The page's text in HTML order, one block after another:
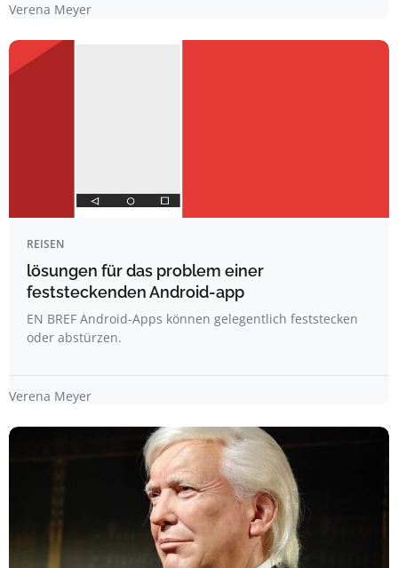
Verena Meyer
REISEN
lösungen für das problem einer
feststeckenden Android-app
EN BREF Android-Apps können gelegentlich feststecken
oder abstürzen.
Verena Meyer